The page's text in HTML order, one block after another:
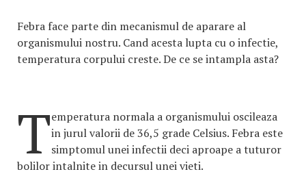
Febra face parte din mecanismul de aparare al
organismului nostru. Cand acesta lupta cu o infectie,
temperatura corpului creste. De ce se intampla asta?
Temperatura normala a organismului oscileaza
in jurul valorii de 36,5 grade Celsius. Febra este
simptomul unei infectii deci aproape a tuturor
bolilor intalnite in decursul unei vieti.